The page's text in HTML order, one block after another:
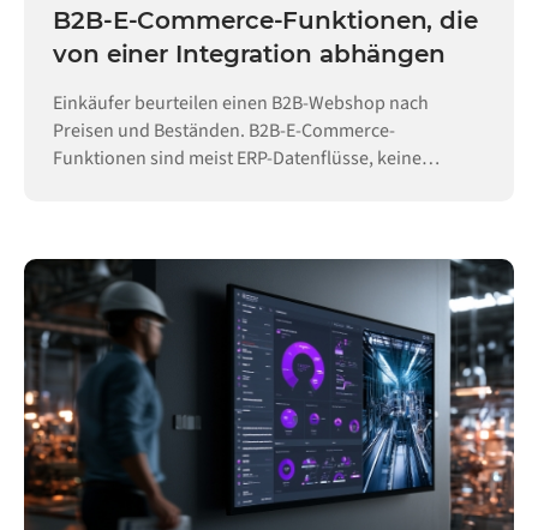
B2B-E-Commerce-Funktionen, die
von einer Integration abhängen
Einkäufer beurteilen einen B2B-Webshop nach
Preisen und Beständen. B2B-E-Commerce-
Funktionen sind meist ERP-Datenflüsse, keine